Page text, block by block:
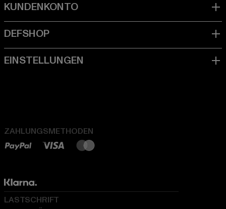
ZAHLUNGSMETHODEN
LASTSCHRIFT